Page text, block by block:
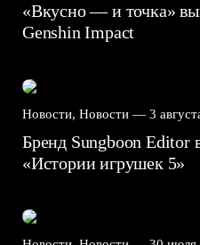
«Вкусно — и точка»
Genshin Impact⁠⁠
Новости, Новости — 3
Бренд Sungboon Editor
«Истории игрушек 5»